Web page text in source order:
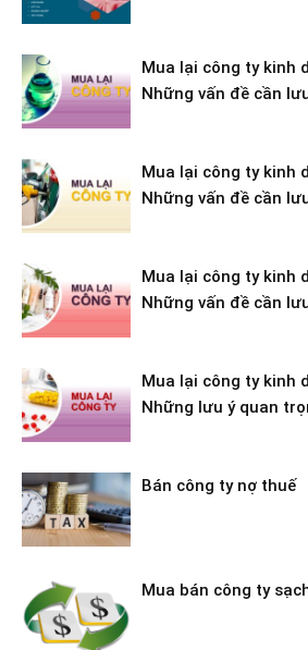
Mua lại công ty kinh
Những vấn đề cần
Mua lại công ty kinh
Những vấn đề cần
Mua lại công ty kinh
Những vấn đề cần
Mua lại công ty kinh
Những lưu ý quan
Bán công ty nợ thuế
Mua bán công ty